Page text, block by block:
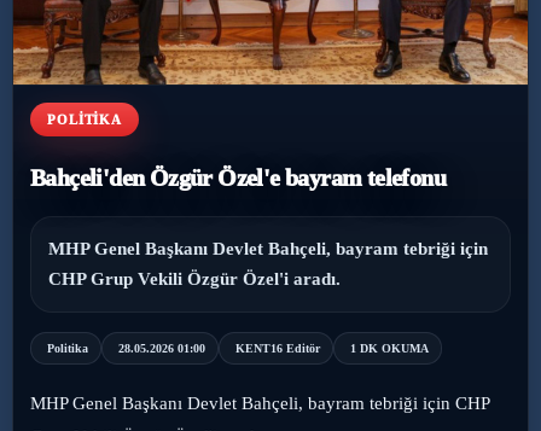
Ekonomi ›
Yaşam
POLITIKA
Bahçeli'den Özgür Özel'e bayram telefonu
MHP Genel Başkanı Devlet Bahçeli, bayram tebriği için
CHP Grup Vekili Özgür Özel'i aradı.
Politika 28.05.2026 01:00 KENT16 Editör 1 DK OKUMA
MHP Genel Başkanı Devlet Bahçeli, bayram tebriği için CHP